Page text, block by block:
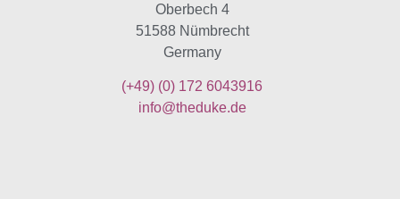
Oberbech 4
51588 Nümbrecht
Germany
(+49) (0) 172 6043916
info@theduke.de